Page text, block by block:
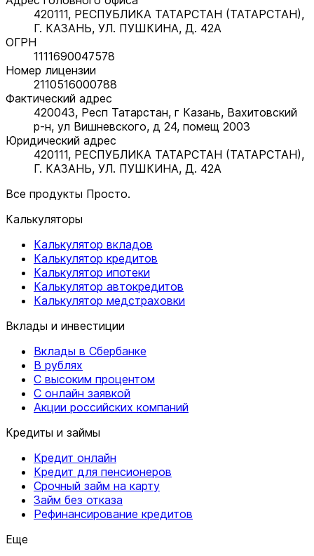
420111, РЕСПУБЛИКА ТАТАРСТАН (ТАТАРСТАН),
Г. КАЗАНЬ, УЛ. ПУШКИНА, Д. 42А
ОГРН
1111690047578
Номер лицензии
2110516000788
Фактический адрес
420043, Респ Татарстан, г Казань, Вахитовский
р-н, ул Вишневского, д 24, помещ 2003
Юридический адрес
420111, РЕСПУБЛИКА ТАТАРСТАН (ТАТАРСТАН),
Г. КАЗАНЬ, УЛ. ПУШКИНА, Д. 42А
Все продукты Просто.
Калькуляторы
Калькулятор вкладов
Калькулятор кредитов
Калькулятор ипотеки
Калькулятор автокредитов
Калькулятор медстраховки
Вклады и инвестиции
Вклады в Сбербанке
В рублях
С высоким процентом
С онлайн заявкой
Акции российских компаний
Кредиты и займы
Кредит онлайн
Кредит для пенсионеров
Срочный займ на карту
Займ без отказа
Рефинансирование кредитов
Еще